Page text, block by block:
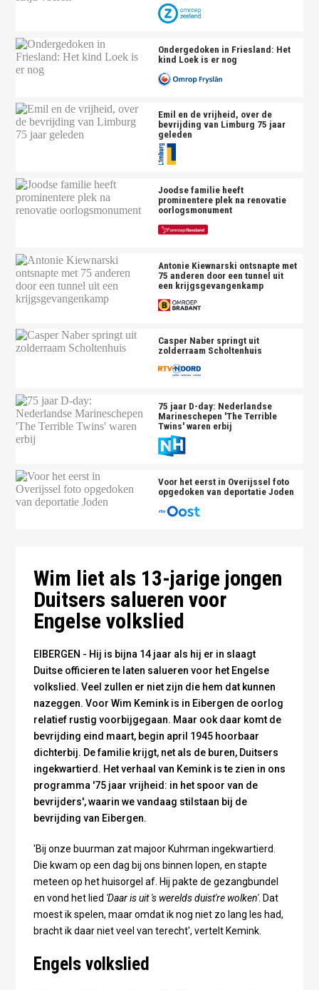
Ondergedoken in Friesland: Het
kind Loek is er nog
Emil en de vrijheid, over de
bevrijding van Limburg 75 jaar
geleden
Joodse familie heeft
prominentere plek na renovatie
oorlogsmonument
Antonie Kiewnarski ontsnapte met
75 anderen door een tunnel uit
een krijgsgevangenkamp
Casper Naber springt uit
zolderraam Scholtenhuis
75 jaar D-day: Nederlandse
Marineschepen 'The Terrible
Twins' waren erbij
Voor het eerst in Overijssel foto
opgedoken van deportatie Joden
Wim liet als 13-jarige jongen
Duitsers salueren voor
Engelse volkslied
EIBERGEN - Hij is bijna 14 jaar als hij er in slaagt
Duitse officieren te laten salueren voor het Engelse
volkslied. Veel zullen er niet zijn die hem dat kunnen
nazeggen. Voor Wim Kemink is in Eibergen de oorlog
relatief rustig voorbijgegaan. Maar ook daar komt de
bevrijding eind maart, begin april 1945 hoorbaar
dichterbij. De familie krijgt, net als de buren, Duitsers
ingekwartierd. Het verhaal van Kemink is te zien in ons
programma '75 jaar vrijheid: in het spoor van de
bevrijders', waarin we vandaag stilstaan bij de
bevrijding van Eibergen.
'Bij onze buurman zat majoor Kuhrman ingekwartierd.
Die kwam op een dag bij ons binnen lopen, en stapte
meteen op het huisorgel af. Hij pakte de gezangbundel
en vond het lied 'Daar is uit 's werelds duist're wolken'. Dat
moest ik spelen, maar omdat ik nog niet zo lang les had,
bracht ik daar niet veel van terecht', vertelt Kemink.
Engels volkslied